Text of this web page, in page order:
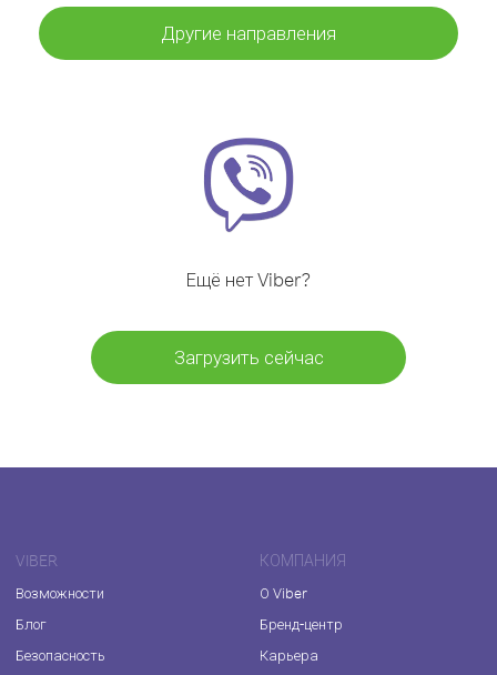
Другие направления
Ещё нет Viber?
Загрузить сейчас
VIBER
Возможности
Блог
Безопасность
КОМПАНИЯ
О Viber
Бренд-центр
Карьера